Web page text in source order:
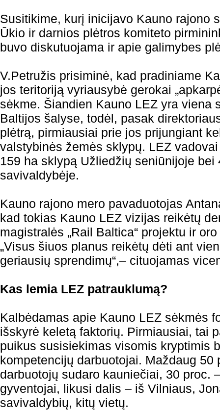
Susitikime, kurį inicijavo Kauno rajono
Ūkio ir darnios plėtros komiteto
buvo diskutuojama ir apie galimybes
V.Petružis prisiminė, kad pradiniame
jos teritoriją vyriausybė gerokai
sėkme. Šiandien Kauno LEZ yra viena
Baltijos šalyse, todėl, pasak
plėtrą, pirmiausiai prie jos prijungiant
valstybinės žemės sklypų. LEZ
159 ha sklypą Užliedžių seniūnijoje
savivaldybėje.
Kauno rajono mero pavaduotojas
kad tokias Kauno LEZ vizijas reikėtų
magistralės „Rail Baltica“ projektu ir
„Visus šiuos planus reikėtų dėti ant
geriausių sprendimų“,– cituojamas
Kas lemia LEZ patrauklumą?
Kalbėdamas apie Kauno LEZ sėkmės
išskyrė keletą faktorių. Pirmiausiai, tai
puikus susisiekimas visomis kryptimis
kompetencijų darbuotojai. Maždaug 50
darbuotojų sudaro kauniečiai, 30 proc.
gyventojai, likusi dalis – iš Vilniaus,
savivaldybių, kitų vietų.